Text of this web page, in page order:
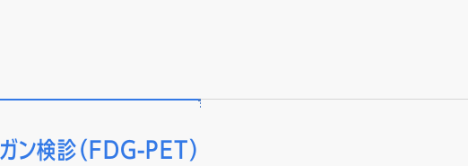
ガン検診（FDG-PET）